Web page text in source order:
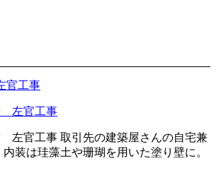
左官工事
左官工事 取引先の建築屋さんの自宅兼
装は珪藻土や珊瑚を用いた塗り壁に。